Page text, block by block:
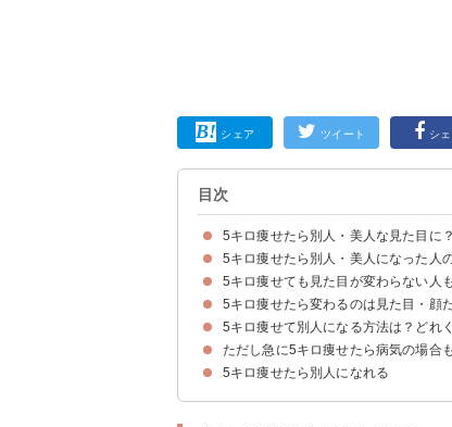
シェア ツイート シ
目次
5キロ痩せたら別人・美人な見た目に
5キロ痩せたら別人・美人になった人
女性①顔がすっきりして垢抜け！
女性②お腹にくびれができて顔もすっき
女性③お腹に縦線が浮き出る結果に【
女性④40代でも5kgのダイエットに成功
女性⑤顔がシャープになって服装にも変
女性⑥整形級の5キロ痩せ！
女性⑦太ももの周辺がスリムになる変化
男性①顔回りがシャープに！
男性②筋トレでのダイエットはたくまし
男性③体脂肪が落ちて腹筋が浮き出る結
5キロ痩せても見た目が変わらない人
5キロ痩せたら変わるのは見た目・顔
①自分に自信がついた
②周りの目が変わった・モテた
③服のサイズが変わる
5キロ痩せて別人になる方法は？どれ
5キロ痩せるまでにかかる期間は1週間か
ポイント①食事制限
ポイント②運動を取り入れる
ポイント③生活習慣を整える
ただし急に5キロ痩せたら病気の場合
5キロ痩せたら別人になれる